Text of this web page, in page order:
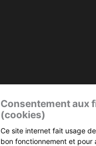
Consentement aux
(cookies)
Ce site internet fait usage
bon fonctionnement et pour